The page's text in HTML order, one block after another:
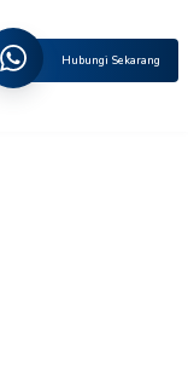
Hubungi Sekarang